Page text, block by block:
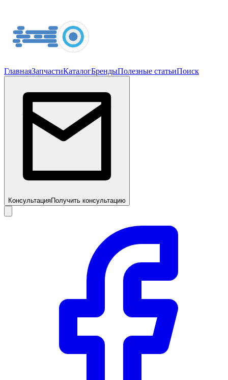
ГлавнаяЗапчастиКаталогБрендыПолезные статьиПоиск
КонсультацияПолучить консультацию